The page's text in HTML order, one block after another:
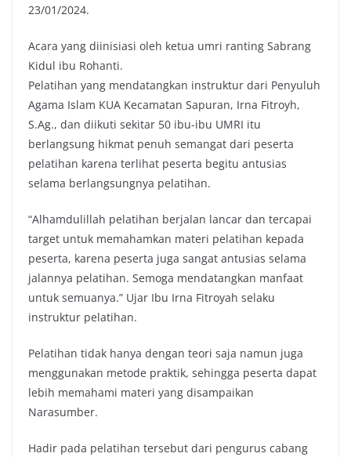
23/01/2024.
Acara yang diinisiasi oleh ketua umri ranting Sabrang
Kidul ibu Rohanti.
Pelatihan yang mendatangkan instruktur dari Penyuluh
Agama Islam KUA Kecamatan Sapuran, Irna Fitroyh,
S.Ag., dan diikuti sekitar 50 ibu-ibu UMRI itu
berlangsung hikmat penuh semangat dari peserta
pelatihan karena terlihat peserta begitu antusias
selama berlangsungnya pelatihan.
“Alhamdulillah pelatihan berjalan lancar dan tercapai
target untuk memahamkan materi pelatihan kepada
peserta, karena peserta juga sangat antusias selama
jalannya pelatihan. Semoga mendatangkan manfaat
untuk semuanya.” Ujar Ibu Irna Fitroyah selaku
instruktur pelatihan.
Pelatihan tidak hanya dengan teori saja namun juga
menggunakan metode praktik, sehingga peserta dapat
lebih memahami materi yang disampaikan
Narasumber.
Hadir pada pelatihan tersebut dari pengurus cabang